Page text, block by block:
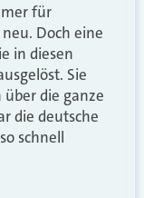
für
Doch eine
in diesen
Sie
die ganze
die deutsche
schnell